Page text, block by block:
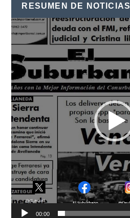
RESUMEN DE NOTICIAS
Reproductor
de
vídeo
00:00